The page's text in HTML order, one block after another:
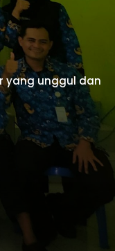
yang unggul dan
yang beriman